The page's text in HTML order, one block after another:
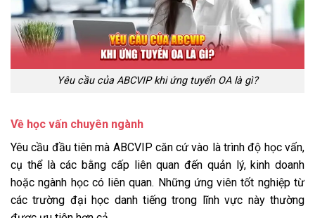
Yêu cầu của ABCVIP khi ứng tuyển OA là gì?
Về học vấn chuyên ngành
Yêu cầu đầu tiên mà ABCVIP căn cứ vào là trình độ học vấn,
cụ thể là các bằng cấp liên quan đến quản lý, kinh doanh
hoặc ngành học có liên quan. Những ứng viên tốt nghiệp từ
các trường đại học danh tiếng trong lĩnh vực này thường